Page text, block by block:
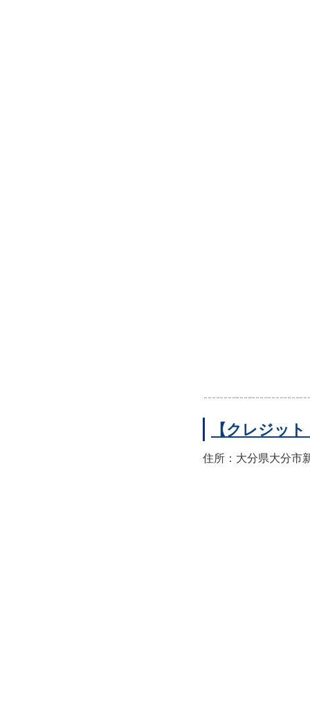
【クレジッ
住所：大分県大分市